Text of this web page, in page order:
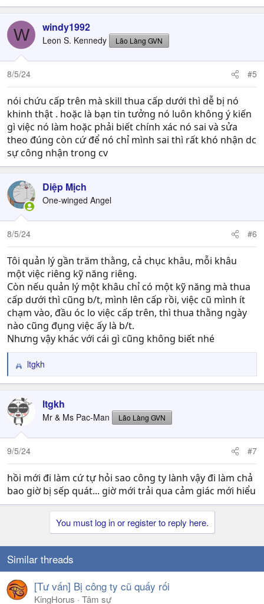
W windy1992
Leon S. Kennedy Lão Làng GVN
8/5/24 #5
nói chứu cấp trên mà skill thua cấp dưới thì dễ bị nó
khinh thật . hoặc là bạn tin tưởng nó luôn không ý kiến
gì việc nó làm hoặc phải biết chính xác nó sai và sửa
theo đúng còn cứ để nó chỉ mình sai thì rất khó nhận dc
sự công nhận trong cv
Diệp Mịch
One-winged Angel
8/5/24 #6
Tôi quản lý gần trăm thằng, cả chục khâu, mỗi khâu
một việc riêng kỹ năng riêng.
Còn nếu quản lý một khâu chỉ có một kỹ năng mà thua
cấp dưới thì cũng b/t, mình lên cấp rồi, việc cũ mình ít
chạm vào, đầu óc lo việc cấp trên, thì thua thằng ngày
nào cũng đụng việc ấy là b/t.
Nhưng vậy khác với cái gì cũng không biết nhé
R
e
c
t
i
o
n
ltgkh
ltgkh
Mr & Ms Pac-Man Lão Làng GVN
9/5/24 #7
hồi mới đi làm cứ tự hỏi sao công ty lành vậy đi làm chả
bao giờ bị sếp quát... giờ mới trải qua cảm giác mới hiểu
You must log in or register to reply here.
Similar threads
[Tư vấn] Bị công ty cũ quấy rối
KingHorus
Tâm sự